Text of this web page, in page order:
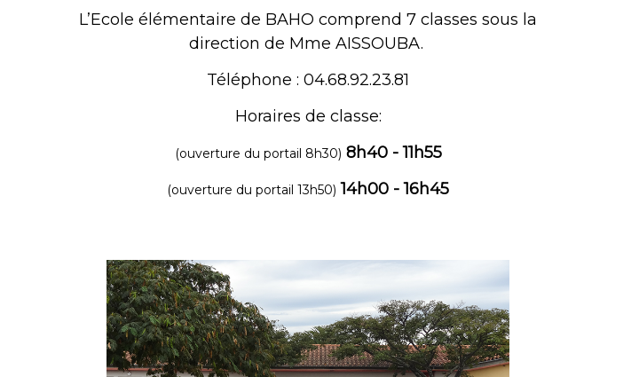
L’Ecole élémentaire de BAHO comprend 7 classes sous la
direction de Mme AISSOUBA.
Téléphone : 04.68.92.23.81
Horaires de classe:
(ouverture du portail 8h30) 8h40 - 11h55
(ouverture du portail 13h50) 14h00 - 16h45